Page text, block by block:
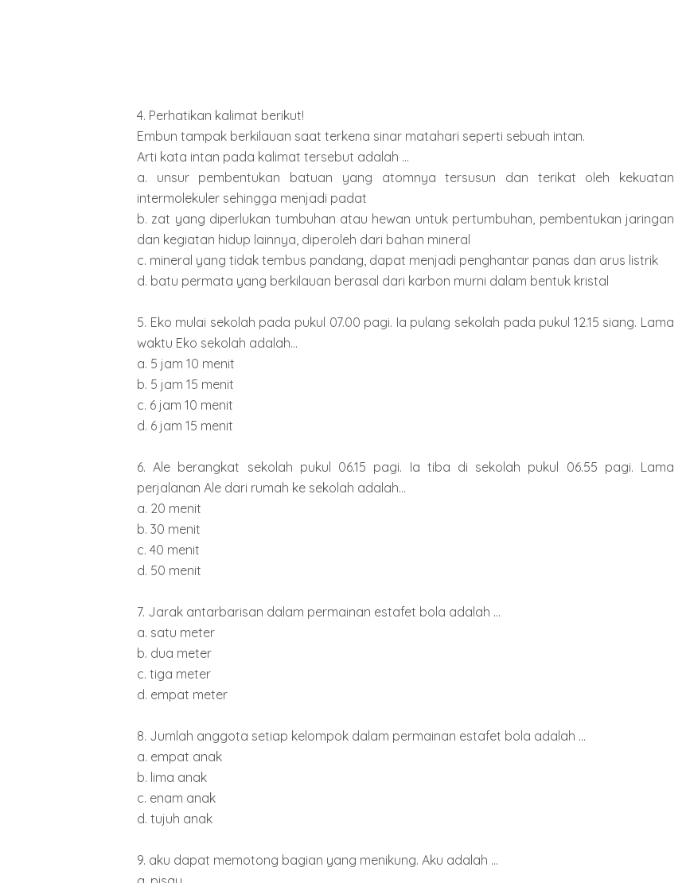
4. Perhatikan kalimat berikut!
Embun tampak berkilauan saat terkena sinar matahari seperti sebuah intan.
Arti kata intan pada kalimat tersebut adalah ...
a. unsur pembentukan batuan yang atomnya tersusun dan terikat oleh kekuatan
intermolekuler sehingga menjadi padat
b. zat yang diperlukan tumbuhan atau hewan untuk pertumbuhan, pembentukan jaringan
dan kegiatan hidup lainnya, diperoleh dari bahan mineral
c. mineral yang tidak tembus pandang, dapat menjadi penghantar panas dan arus listrik
d. batu permata yang berkilauan berasal dari karbon murni dalam bentuk kristal
5. Eko mulai sekolah pada pukul 07.00 pagi. Ia pulang sekolah pada pukul 12.15 siang. Lama
waktu Eko sekolah adalah...
a. 5 jam 10 menit
b. 5 jam 15 menit
c. 6 jam 10 menit
d. 6 jam 15 menit
6. Ale berangkat sekolah pukul 06.15 pagi. Ia tiba di sekolah pukul 06.55 pagi. Lama
perjalanan Ale dari rumah ke sekolah adalah...
a. 20 menit
b. 30 menit
c. 40 menit
d. 50 menit
7. Jarak antarbarisan dalam permainan estafet bola adalah ...
a. satu meter
b. dua meter
c. tiga meter
d. empat meter
8. Jumlah anggota setiap kelompok dalam permainan estafet bola adalah ...
a. empat anak
b. lima anak
c. enam anak
d. tujuh anak
9. aku dapat memotong bagian yang menikung. Aku adalah ...